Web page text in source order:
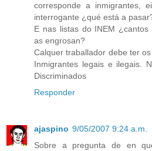
corresponde a inmigrantes,
interrogante ¿qué está a
E nas listas do INEM ¿cantos
as engrosan?
Calquer traballador debe ter
Inmigrantes legais e ilegais.
Discriminados
Responder
ajaspino 9/05/2007 9:24 a.m.
Sobre a pregunta de en